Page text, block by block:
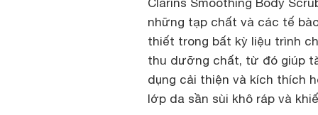
Clarins Smoothing Body
những tạp chất và các tế
thiết trong bất kỳ liệu trình
thu dưỡng chất, từ đó giúp
dụng cải thiện và kích thích
lớp da sần sùi khô ráp và